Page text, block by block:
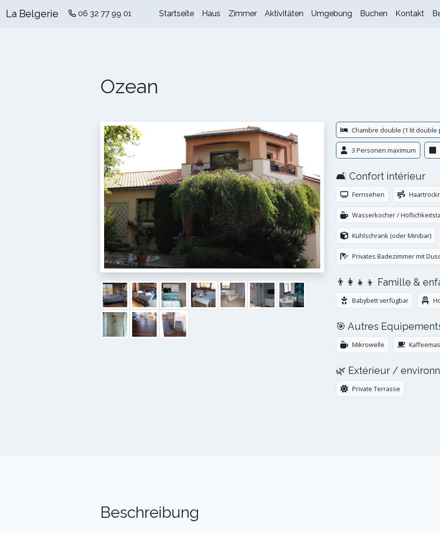
La Belgerie 06 32 77 99 01 Startseite Haus Zimmer Aktivitäten Umgebung Buchen Kontakt
Ozean
Chambre double (1 lit
3 Personen maximum
🛋️ Confort intérieur
Fernsehen
Wasserkocher /
Kühlschrank (oder Minibar)
Privates Badezimmer mit
👨‍👩‍👧‍👦 Famille &
Babybett verfügbar
🎯 Autres
Mikrowelle
🌿 Extérieur /
Private Terrasse
Beschreibung